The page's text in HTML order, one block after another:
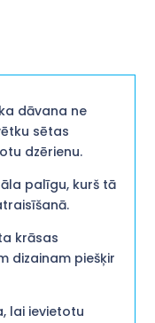
dāvana ne
sētas
dzērienu.
palīgu, kurš tā
krāsas
dizainam piešķir
lai ievietotu